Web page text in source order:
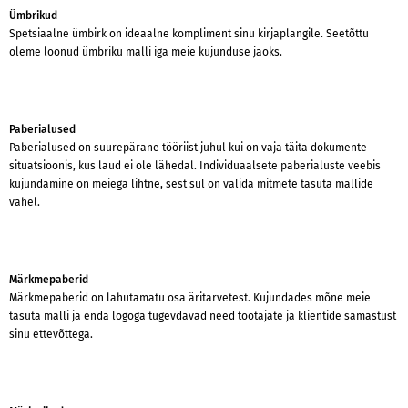
Ümbrikud
Spetsiaalne ümbirk on ideaalne kompliment sinu kirjaplangile. Seetõttu
oleme loonud ümbriku malli iga meie kujunduse jaoks.
Paberialused
Paberialused on suurepärane tööriist juhul kui on vaja täita dokumente
situatsioonis, kus laud ei ole lähedal. Individuaalsete paberialuste veebis
kujundamine on meiega lihtne, sest sul on valida mitmete tasuta mallide
vahel.
Märkmepaberid
Märkmepaberid on lahutamatu osa äritarvetest. Kujundades mõne meie
tasuta malli ja enda logoga tugevdavad need töötajate ja klientide samastust
sinu ettevõttega.